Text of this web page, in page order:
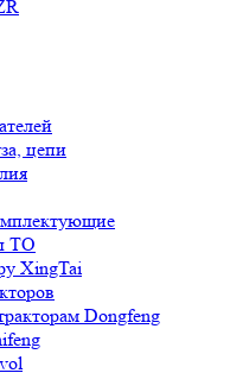
цепи
ТО
XingTai
Dongfeng